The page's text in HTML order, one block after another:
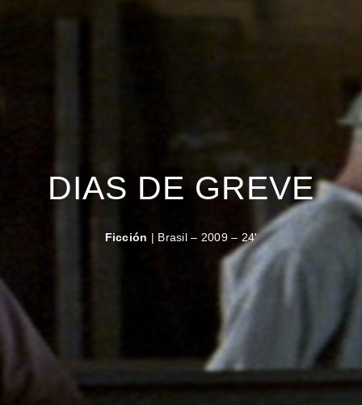
DIAS DE GREVE
Ficción | Brasil – 2009 – 24'